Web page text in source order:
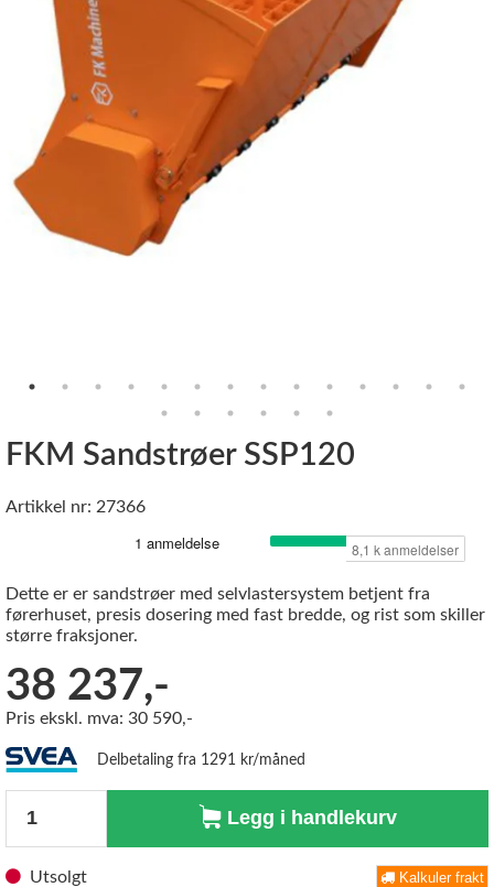
Aktuelt
Kundeservice
Leasing
FKM Sandstrøer SSP120
Artikkel nr: 27366
Dette er er sandstrøer med selvlastersystem betjent fra
førerhuset, presis dosering med fast bredde, og rist som skiller
større fraksjoner.
38 237,-
Pris ekskl. mva: 30 590,-
Delbetaling fra 1291 kr/måned
Legg i handlekurv
Utsolgt Kalkuler frakt